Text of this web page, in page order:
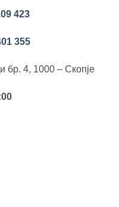
423
355
бр. 4, 1000 – Скопје